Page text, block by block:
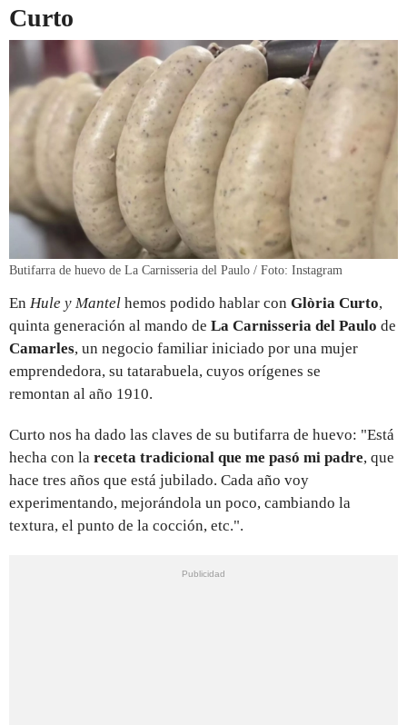
Curto
Butifarra de huevo de La Carnisseria del Paulo / Foto: Instagram
En Hule y Mantel hemos podido hablar con Glòria Curto,
quinta generación al mando de La Carnisseria del Paulo de
Camarles, un negocio familiar iniciado por una mujer
emprendedora, su tatarabuela, cuyos orígenes se
remontan al año 1910.
Curto nos ha dado las claves de su butifarra de huevo: "Está
hecha con la receta tradicional que me pasó mi padre, que
hace tres años que está jubilado. Cada año voy
experimentando, mejorándola un poco, cambiando la
textura, el punto de la cocción, etc.".